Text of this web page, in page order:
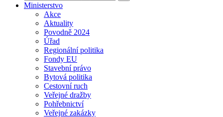
Ministerstvo
Akce
Aktuality
Povodně 2024
Úřad
Regionální politika
Fondy EU
Stavební právo
Bytová politika
Cestovní ruch
Veřejné dražby
Pohřebnictví
Veřejné zakázky